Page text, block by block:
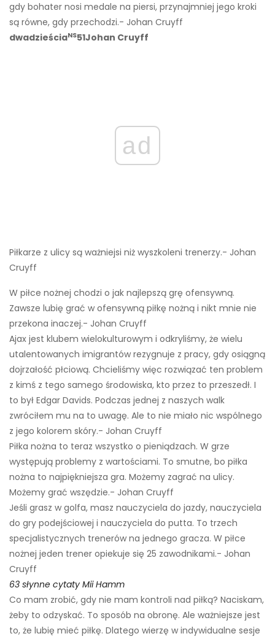
gdy bohater nosi medale na piersi, przynajmniej jego kroki
są równe, gdy przechodzi.- Johan Cruyff
dwadzieściaNS51Johan Cruyff
ad
Piłkarze z ulicy są ważniejsi niż wyszkoleni trenerzy.- Johan
Cruyff
W piłce nożnej chodzi o jak najlepszą grę ofensywną.
Zawsze lubię grać w ofensywną piłkę nożną i nikt mnie nie
przekona inaczej.- Johan Cruyff
Ajax jest klubem wielokulturowym i odkryliśmy, że wielu
utalentowanych imigrantów rezygnuje z pracy, gdy osiągną
dojrzałość płciową. Chcieliśmy więc rozwiązać ten problem
z kimś z tego samego środowiska, kto przez to przeszedł. I
to był Edgar Davids. Podczas jednej z naszych walk
zwróciłem mu na to uwagę. Ale to nie miało nic wspólnego
z jego kolorem skóry.- Johan Cruyff
Piłka nożna to teraz wszystko o pieniądzach. W grze
występują problemy z wartościami. To smutne, bo piłka
nożna to najpiękniejsza gra. Możemy zagrać na ulicy.
Możemy grać wszędzie.- Johan Cruyff
Jeśli grasz w golfa, masz nauczyciela do jazdy, nauczyciela
do gry podejściowej i nauczyciela do putta. To trzech
specjalistycznych trenerów na jednego gracza. W piłce
nożnej jeden trener opiekuje się 25 zawodnikami.- Johan
Cruyff
63 słynne cytaty Mii Hamm
Co mam zrobić, gdy nie mam kontroli nad piłką? Naciskam,
żeby to odzyskać. To sposób na obronę. Ale ważniejsze jest
to, że lubię mieć piłkę. Dlatego wierzę w indywidualne sesje